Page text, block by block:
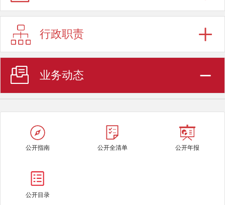
行政职责
业务动态
公开指南 公开全清单 公开年报
公开目录